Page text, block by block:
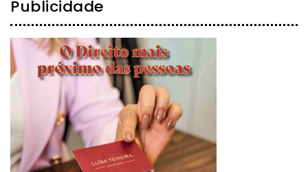
Publicidade